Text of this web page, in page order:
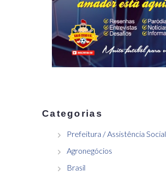
Categorias
Prefeitura / Assistência Social
Agronegócios
Brasil